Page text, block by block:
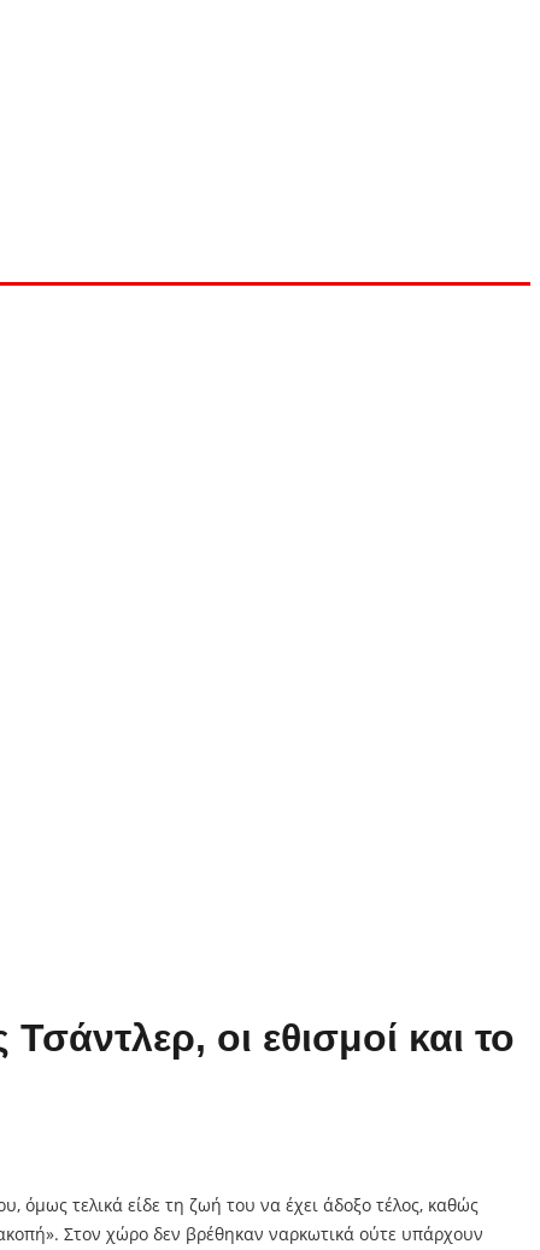
οι εθισμοί και το
τελικά είδε τη ζωή του να έχει άδοξο τέλος, καθώς
Στον χώρο δεν βρέθηκαν ναρκωτικά ούτε υπάρχουν